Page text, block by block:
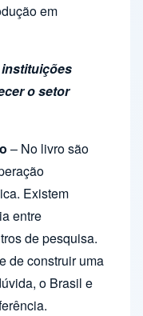
em
o setor
– No livro são
Existem
entre
de pesquisa.
de construir uma
o Brasil e